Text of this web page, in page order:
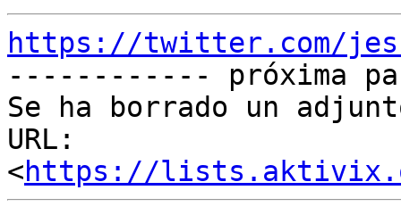
https://twitter.com/
------------ próxima
Se ha borrado un
URL:
<https://